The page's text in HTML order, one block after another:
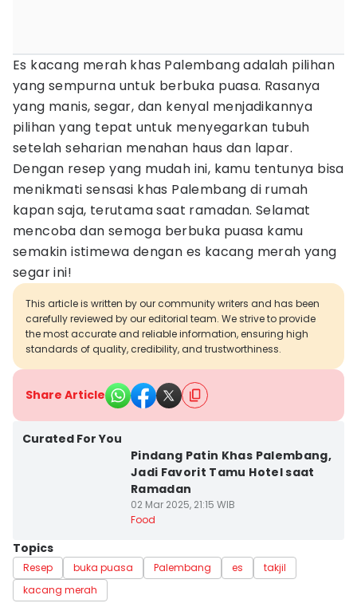
Es kacang merah khas Palembang adalah pilihan
yang sempurna untuk berbuka puasa. Rasanya
yang manis, segar, dan kenyal menjadikannya
pilihan yang tepat untuk menyegarkan tubuh
setelah seharian menahan haus dan lapar.
Dengan resep yang mudah ini, kamu tentunya bisa
menikmati sensasi khas Palembang di rumah
kapan saja, terutama saat ramadan. Selamat
mencoba dan semoga berbuka puasa kamu
semakin istimewa dengan es kacang merah yang
segar ini!
This article is written by our community writers and has been
carefully reviewed by our editorial team. We strive to provide
the most accurate and reliable information, ensuring high
standards of quality, credibility, and trustworthiness.
Share Article
Curated For You
Pindang Patin Khas Palembang,
Jadi Favorit Tamu Hotel saat
Ramadan
02 Mar 2025, 21:15 WIB
Food
Topics
Resep buka puasa Palembang es
takjil
kacang merah